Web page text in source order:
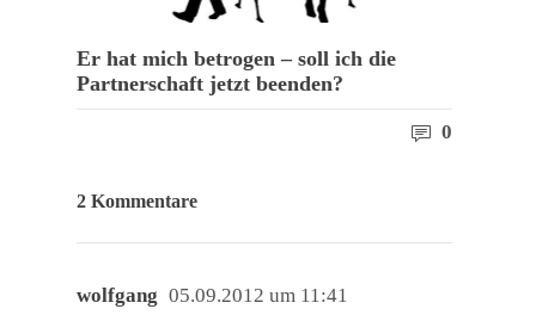
Er hat mich betrogen – soll ich die
Partnerschaft jetzt beenden?
0
2 Kommentare
wolfgang 05.09.2012 um 11:41